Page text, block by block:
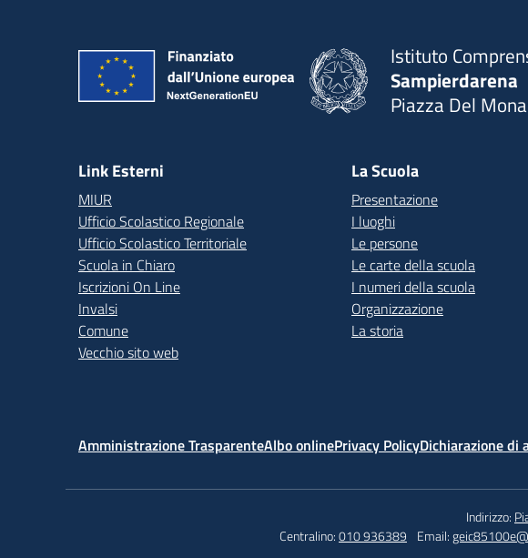
Istituto
Sampierdarena
Piazza Del
Link Esterni
MIUR
Ufficio Scolastico Regionale
Ufficio Scolastico Territoriale
Scuola in Chiaro
Iscrizioni On Line
Invalsi
Comune
Vecchio sito web
La Scuola
Presentazione
I luoghi
Le persone
Le carte della scuola
I numeri della scuola
Organizzazione
La storia
Amministrazione TrasparenteAlbo onlinePrivacy PolicyDichiarazione di
Indirizzo:
Centralino:010 936389 Email: